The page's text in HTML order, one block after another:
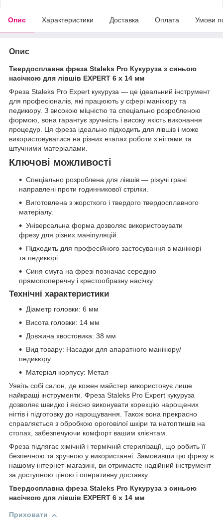
Опис Характеристики Доставка Оплата Умови
Опис
Твердосплавна фреза Staleks Pro Кукуруза з синьою
насічкою для лівшів EXPERT 6 х 14 мм
Фреза Staleks Pro Expert кукуруза — це ідеальний інструмент
для професіоналів, які працюють у сфері манікюру та
педикюру. З високою міцністю та спеціально розробленою
формою, вона гарантує зручність і високу якість виконання
процедур. Ця фреза ідеально підходить для лівшів і може
використовуватися на різних етапах роботи з нігтями та
штучними матеріалами.
Ключові можливості
Спеціально розроблена для лівшів — ріжучі грані
направлені проти годинникової стрілки.
Виготовлена з жорсткого і твердого твердосплавного
матеріалу.
Універсальна форма дозволяє використовувати
фрезу для різних маніпуляцій.
Підходить для професійного застосування в манікюрі
та педикюрі.
Синя смуга на фрезі позначає середню
прямопоперечну і крестообразну насічку.
Технічні характеристики
Діаметр головки: 6 мм
Висота головки: 14 мм
Довжина хвостовика: 38 мм
Вид товару: Насадки для апаратного манікюру/
педикюру
Матеріал корпусу: Метал
Уявіть собі салон, де кожен майстер використовує лише
найкращі інструменти. Фреза Staleks Pro Expert кукуруза
дозволяє швидко і якісно виконувати корекцію нарощених
нігтів і підготовку до нарощування. Також вона прекрасно
справляється з обробкою ороговілої шкіри та натоптишів на
стопах, забезпечуючи комфорт вашим клієнтам.
Фреза підлягає хімічній і термічній стерилізації, що робить її
безпечною та зручною у використанні. Замовивши цю фрезу в
нашому інтернет-магазині, ви отримаєте надійний інструмент
за доступною ціною і оперативну доставку.
Твердосплавна фреза Staleks Pro Кукуруза з синьою
насічкою для лівшів EXPERT 6 х 14 мм
Приховати